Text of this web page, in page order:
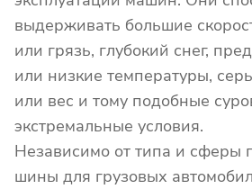
выдерживать большие
или грязь, глубокий снег,
или низкие температуры,
или вес и тому подобные
экстремальные условия.
Независимо от типа и сферы
шины для грузовых